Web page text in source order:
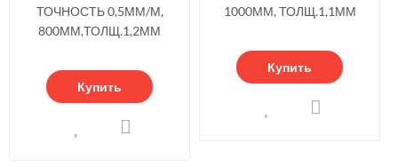
ТОЧНОСТЬ 0,5ММ/М,
800ММ,ТОЛЩ.1,2ММ
Купить
1000ММ, ТОЛЩ.1,1ММ
Купить